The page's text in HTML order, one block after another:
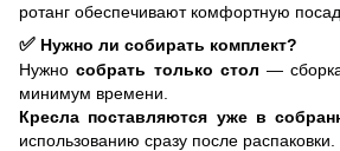
ротанг обеспечивают комфортную
✅ Нужно ли собирать комплект?
Нужнособрать только стол —
минимум времени.
Кресла поставляются уже в
использованию сразу после распаковки.